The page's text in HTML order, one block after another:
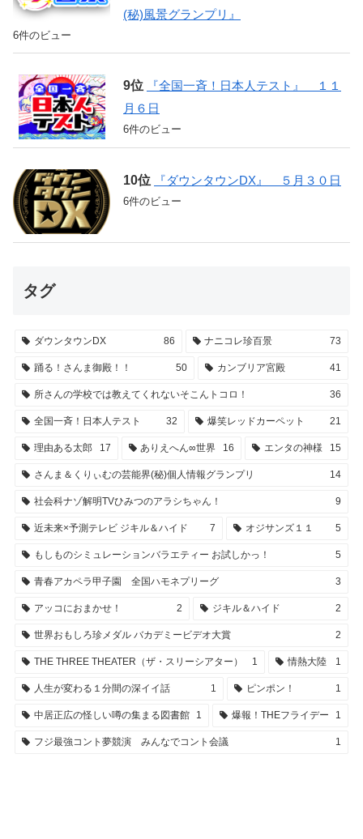
(秘)風景グランプリ』
6件のビュー
『全国一斉！日本人テスト』 １１
月６日
6件のビュー
『ダウンタウンDX』 ５月３０日
6件のビュー
タグ
ダウンタウンDX 86 ナニコレ珍百景 73
踊る！さんま御殿！！ 50 カンブリア宮殿 41
所さんの学校では教えてくれないそこんトコロ！ 36
全国一斉！日本人テスト 32 爆笑レッドカーペット 21
理由ある太郎 17 ありえへん∞世界 16 エンタの神様 15
さんま＆くりぃむの芸能界(秘)個人情報グランプリ 14
社会科ナゾ解明TVひみつのアラシちゃん！ 9
近未来×予測テレビ ジキル＆ハイド 7 オジサンズ１１ 5
もしものシミュレーションバラエティー お試しかっ！ 5
青春アカペラ甲子園 全国ハモネプリーグ 3
アッコにおまかせ！ 2 ジキル＆ハイド 2
世界おもしろ珍メダル バカデミービデオ大賞 2
THE THREE THEATER（ザ・スリーシアター） 1 情熱大陸 1
人生が変わる１分間の深イイ話 1 ピンポン！ 1
中居正広の怪しい噂の集まる図書館 1 爆報！THEフライデー 1
フジ最強コント夢競演 みんなでコント会議 1